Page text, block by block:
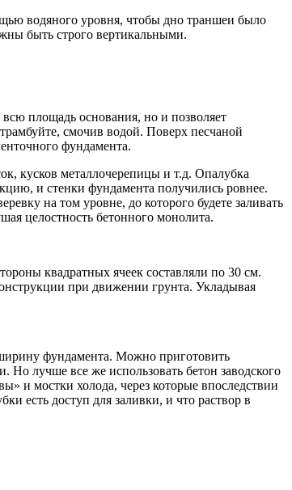
водяного уровня, чтобы дно траншеи было
быть строго вертикальными.
площадь основания, но и позволяет
смочив водой. Поверх песчаной
фундамента.
кусков металлочерепицы и т.д. Опалубка
и стенки фундамента получились ровнее.
на том уровне, до которого будете заливать
целостность бетонного монолита.
квадратных ячеек составляли по 30 см.
при движении грунта. Укладывая
ширину фундамента. Можно приготовить
Но лучше все же использовать бетон заводского
и мостки холода, через которые впоследствии
есть доступ для заливки, и что раствор в